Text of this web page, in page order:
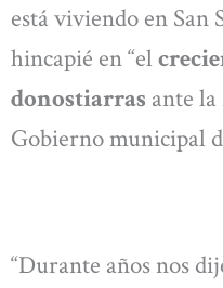
está viviendo en San
hincapié en “el
donostiarras ante la
Gobierno municipal
“Durante años nos